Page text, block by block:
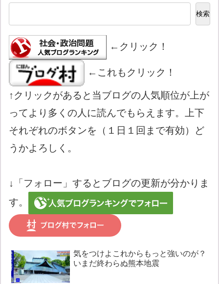
検索
←クリック！
←これもクリック！
↑クリックがあると当ブログの人気順位が上が
ってより多くの人に読んでもらえます。上下
それぞれのボタンを（１日１回まで有効）ど
うかよろしく。
↓「フォロー」するとブログの更新が分かりま
す。
気をつけよこれからもっと強いのが？
いまだ終わらぬ熊本地震